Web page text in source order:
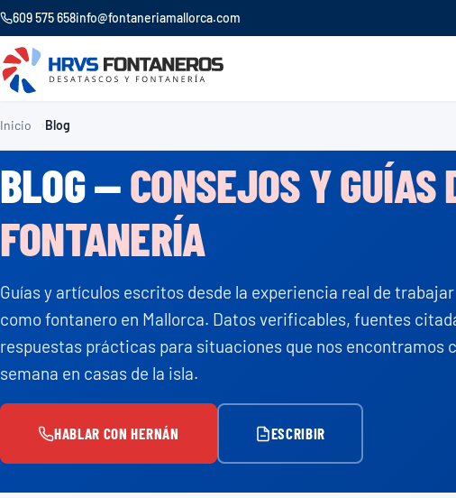
609 575 658info@fontaneriamallorca.com
Inicio Blog
BLOG —CONSEJOS Y GUÍAS
FONTANERÍA
Guías y artículos escritos desde la experiencia real de trabajar
como fontanero en Mallorca. Datos verificables, fuentes
respuestas prácticas para situaciones que nos encontramos
semana en casas de la isla.
HABLAR CON HERNÁN ESCRIBIR